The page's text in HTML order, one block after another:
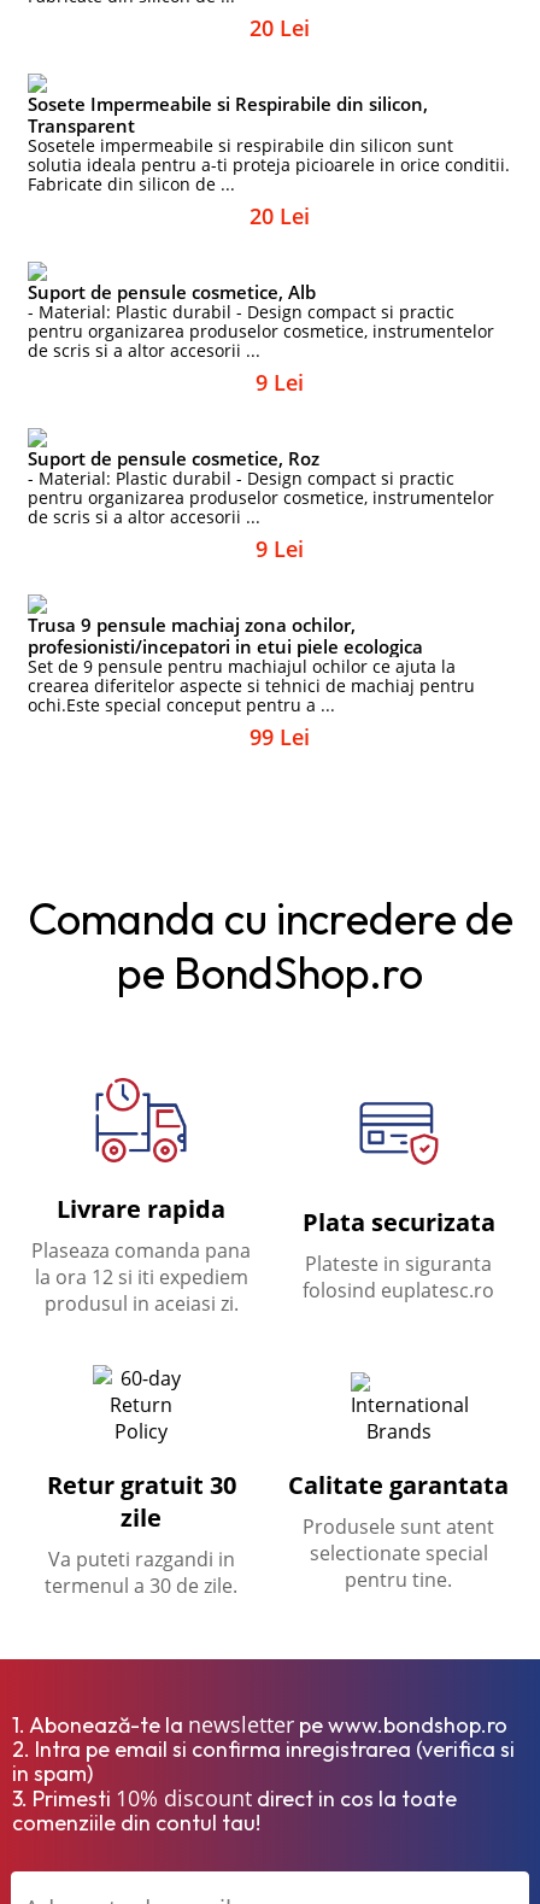
20 Lei
Sosete Impermeabile si Respirabile din silicon,
Transparent
Sosetele impermeabile si respirabile din silicon sunt
solutia ideala pentru a-ti proteja picioarele in orice conditii.
Fabricate din silicon de ...
20 Lei
Suport de pensule cosmetice, Alb
- Material: Plastic durabil - Design compact si practic
pentru organizarea produselor cosmetice, instrumentelor
de scris si a altor accesorii ...
9 Lei
Suport de pensule cosmetice, Roz
- Material: Plastic durabil - Design compact si practic
pentru organizarea produselor cosmetice, instrumentelor
de scris si a altor accesorii ...
9 Lei
Trusa 9 pensule machiaj zona ochilor,
profesionisti/incepatori in etui piele ecologica
Set de 9 pensule pentru machiajul ochilor ce ajuta la
crearea diferitelor aspecte si tehnici de machiaj pentru
ochi.Este special conceput pentru a ...
99 Lei
Comanda cu incredere de
pe BondShop.ro
Livrare rapida
Plaseaza comanda pana
la ora 12 si iti expediem
produsul in aceiasi zi.
Plata securizata
Plateste in siguranta
folosind euplatesc.ro
Retur gratuit 30
zile
Va puteti razgandi in
termenul a 30 de zile.
Calitate garantata
Produsele sunt atent
selectionate special
pentru tine.
1. Abonează-te la newsletter pe www.bondshop.ro
2. Intra pe email si confirma inregistrarea (verifica si
in spam)
3. Primesti 10% discount direct in cos la toate
comenziile din contul tau!